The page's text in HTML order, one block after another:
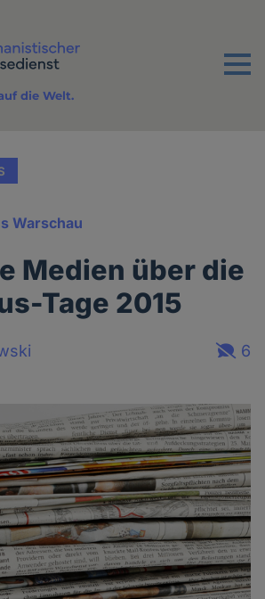
Menu
die Welt.
Warschau
Medien über die
Tage 2015
6